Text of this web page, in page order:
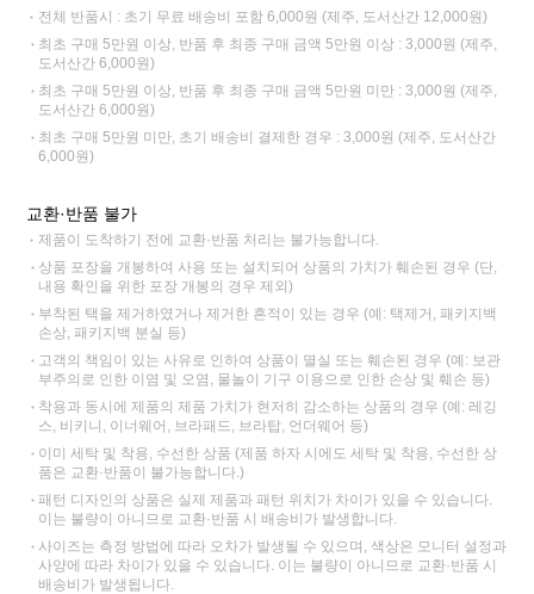
전체 반품시 : 초기 무료 배송비 포함 6,000원 (제주, 도서산간 12,000원)
최초 구매 5만원 이상, 반품 후 최종 구매 금액 5만원 이상 : 3,000원 (제주,
도서산간 6,000원)
최초 구매 5만원 이상, 반품 후 최종 구매 금액 5만원 미만 : 3,000원 (제주,
도서산간 6,000원)
최초 구매 5만원 미만, 초기 배송비 결제한 경우 : 3,000원 (제주, 도서산간
6,000원)
교환·반품 불가
제품이 도착하기 전에 교환·반품 처리는 불가능합니다.
상품 포장을 개봉하여 사용 또는 설치되어 상품의 가치가 훼손된 경우 (단,
내용 확인을 위한 포장 개봉의 경우 제외)
부착된 택을 제거하였거나 제거한 흔적이 있는 경우 (예: 택제거, 패키지백
손상, 패키지백 분실 등)
고객의 책임이 있는 사유로 인하여 상품이 멸실 또는 훼손된 경우 (예: 보관
부주의로 인한 이염 및 오염, 물놀이 기구 이용으로 인한 손상 및 훼손 등)
착용과 동시에 제품의 제품 가치가 현저히 감소하는 상품의 경우 (예: 레깅
스, 비키니, 이너웨어, 브라패드, 브라탑, 언더웨어 등)
이미 세탁 및 착용, 수선한 상품 (제품 하자 시에도 세탁 및 착용, 수선한 상
품은 교환·반품이 불가능합니다.)
패턴 디자인의 상품은 실제 제품과 패턴 위치가 차이가 있을 수 있습니다.
이는 불량이 아니므로 교환·반품 시 배송비가 발생합니다.
사이즈는 측정 방법에 따라 오차가 발생될 수 있으며, 색상은 모니터 설정과
사양에 따라 차이가 있을 수 있습니다. 이는 불량이 아니므로 교환·반품 시
배송비가 발생됩니다.